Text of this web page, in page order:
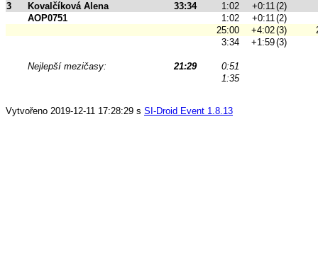
3 Kovalčíková Alena 33:34 1:02 +0:11(2)
AOP0751
1:02 +0:11(2)
25:00
+4:02(3)
3:34
+1:59(3)
Nejlepší mezičasy: 21:29
0:51
1:35
Vytvořeno 2019-12-11 17:28:29 s SI-Droid Event 1.8.13